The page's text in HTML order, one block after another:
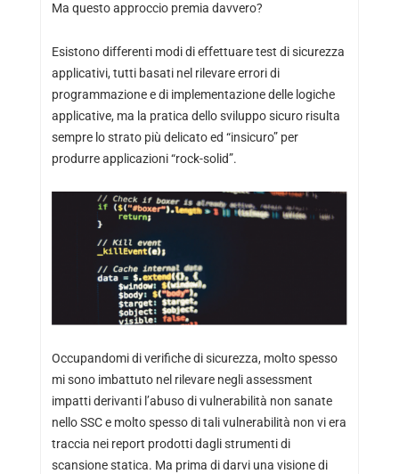
Ma questo approccio premia davvero?
Esistono differenti modi di effettuare test di sicurezza
applicativi, tutti basati nel rilevare errori di
programmazione e di implementazione delle logiche
applicative, ma la pratica dello sviluppo sicuro risulta
sempre lo strato più delicato ed “insicuro” per
produrre applicazioni “rock-solid”.
Occupandomi di verifiche di sicurezza, molto spesso
mi sono imbattuto nel rilevare negli assessment
impatti derivanti l’abuso di vulnerabilità non sanate
nello SSC e molto spesso di tali vulnerabilità non vi era
traccia nei report prodotti dagli strumenti di
scansione statica. Ma prima di darvi una visione di